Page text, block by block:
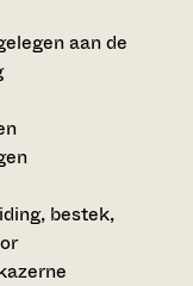
aan de
bestek,